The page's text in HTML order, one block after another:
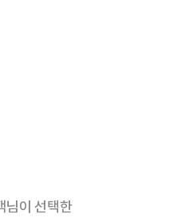
님이 선택한